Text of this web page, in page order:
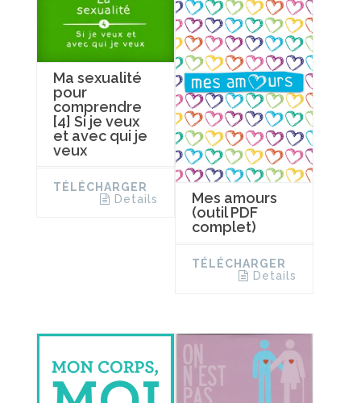
Ma sexualité
pour
comprendre
[4] Si je veux
et avec qui je
veux
TÉLÉCHARGER
Details
Mes amours
(outil PDF
complet)
TÉLÉCHARGER
Details